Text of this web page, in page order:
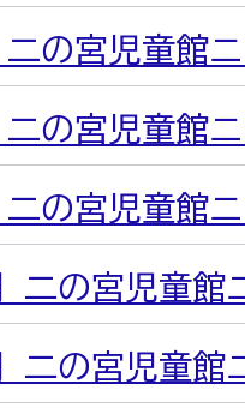
の宮児童館
の宮児童館
の宮児童館
二の宮児童館
二の宮児童館